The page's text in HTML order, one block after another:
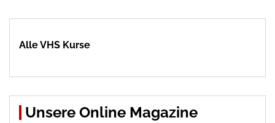
Alle VHS Kurse
Unsere Online Magazine